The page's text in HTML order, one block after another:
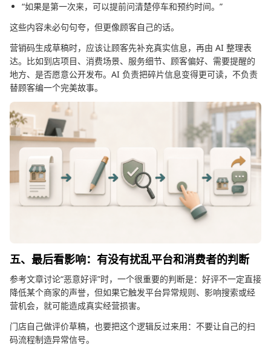
“如果是第一次来，可以提前问清楚停车和预约时间。”
这些内容未必句句夸，但更像顾客自己的话。
营销码生成草稿时，应该让顾客先补充真实信息，再由 AI 整理表
达。比如到店项目、消费场景、服务细节、顾客偏好、需要提醒的
地方、是否愿意公开发布。AI 负责把碎片信息变得更可读，不负责
替顾客编一个完美故事。
五、最后看影响：有没有扰乱平台和消费者的判断
参考文章讨论“恶意好评”时，一个很重要的判断是：好评不一定直接
降低某个商家的声誉，但如果它触发平台异常规则、影响搜索或经
营机会，就可能造成真实经营损害。
门店自己做评价草稿，也要把这个逻辑反过来用：不要让自己的扫
码流程制造异常信号。